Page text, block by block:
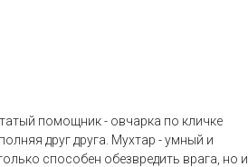
помощник - овчарка по кличке
друг друга. Мухтар - умный и
способен обезвредить врага, но и